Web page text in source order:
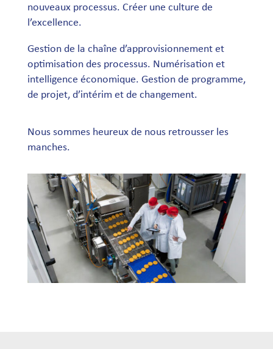
nouveaux processus. Créer une culture de
l’excellence.
Gestion de la chaîne d’approvisionnement et
optimisation des processus. Numérisation et
intelligence économique. Gestion de programme,
de projet, d’intérim et de changement.
Nous sommes heureux de nous retrousser les
manches.